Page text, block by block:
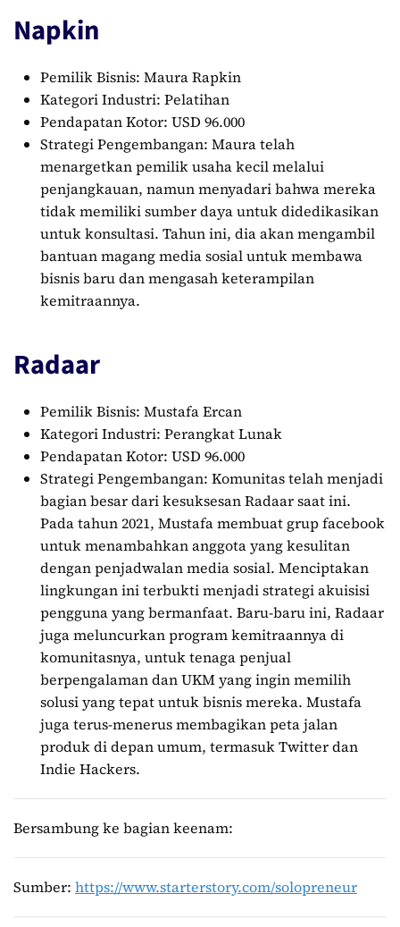
Napkin
Pemilik Bisnis: Maura Rapkin
Kategori Industri: Pelatihan
Pendapatan Kotor: USD 96.000
Strategi Pengembangan: Maura telah
menargetkan pemilik usaha kecil melalui
penjangkauan, namun menyadari bahwa mereka
tidak memiliki sumber daya untuk didedikasikan
untuk konsultasi. Tahun ini, dia akan mengambil
bantuan magang media sosial untuk membawa
bisnis baru dan mengasah keterampilan
kemitraannya.
Radaar
Pemilik Bisnis: Mustafa Ercan
Kategori Industri: Perangkat Lunak
Pendapatan Kotor: USD 96.000
Strategi Pengembangan: Komunitas telah menjadi
bagian besar dari kesuksesan Radaar saat ini.
Pada tahun 2021, Mustafa membuat grup facebook
untuk menambahkan anggota yang kesulitan
dengan penjadwalan media sosial. Menciptakan
lingkungan ini terbukti menjadi strategi akuisisi
pengguna yang bermanfaat. Baru-baru ini, Radaar
juga meluncurkan program kemitraannya di
komunitasnya, untuk tenaga penjual
berpengalaman dan UKM yang ingin memilih
solusi yang tepat untuk bisnis mereka. Mustafa
juga terus-menerus membagikan peta jalan
produk di depan umum, termasuk Twitter dan
Indie Hackers.
Bersambung ke bagian keenam:
Sumber: https://www.starterstory.com/solopreneur